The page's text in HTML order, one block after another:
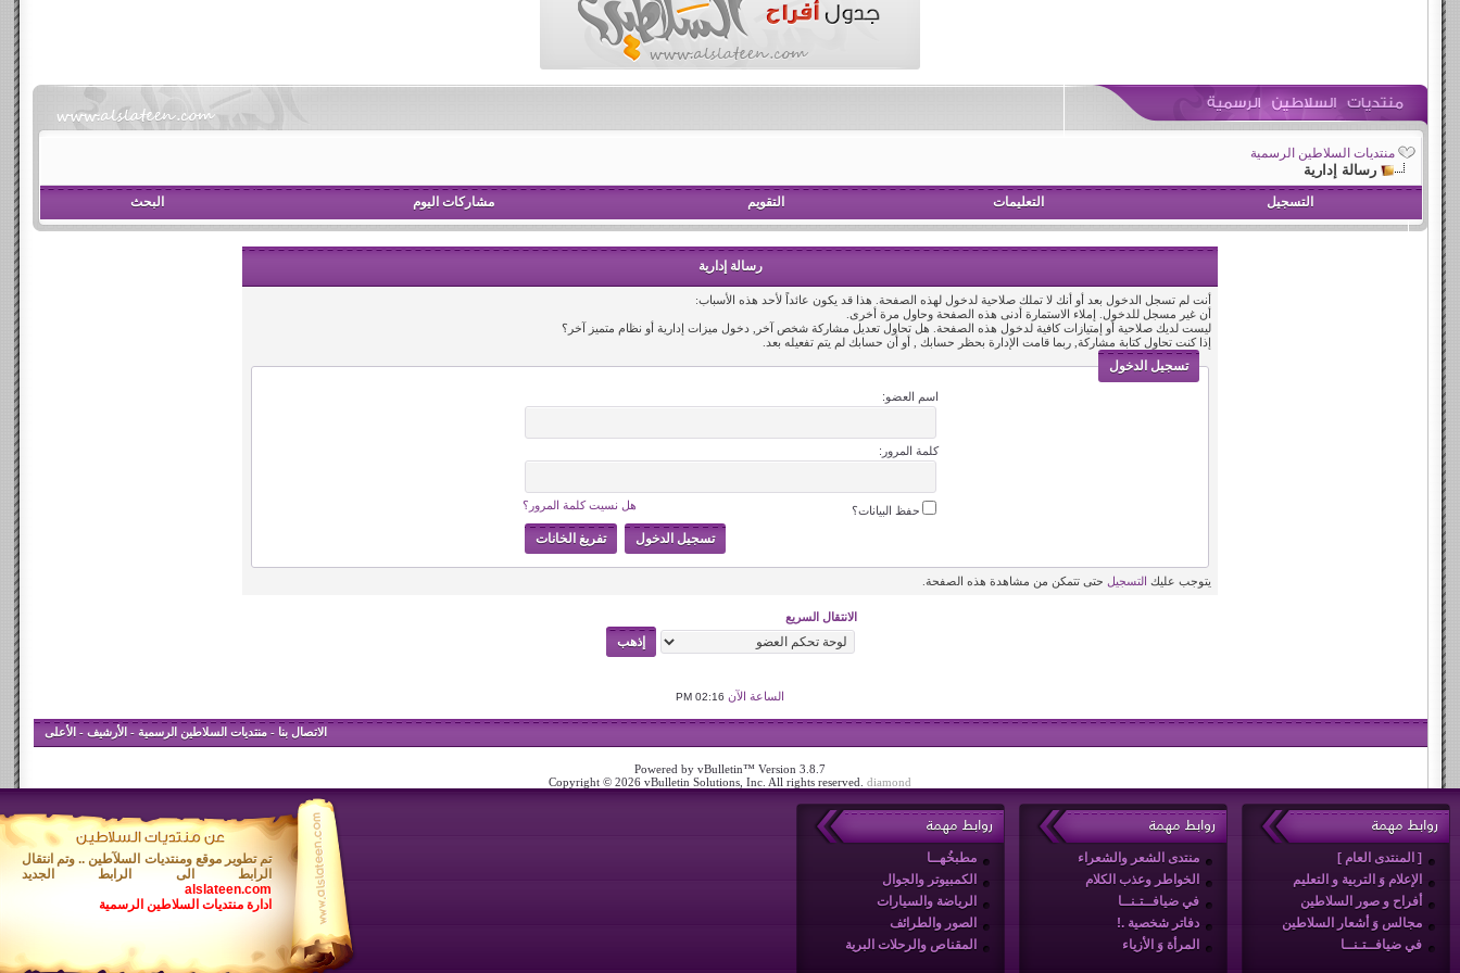
منتديات السلاطين الرسمية
رسالة إدارية
التسجيل التعليمات التقويم مشاركات اليوم البحث
رسالة إدارية
أنت لم تسجل الدخول بعد أو أنك لا تملك صلاحية لدخول لهذه الصفحة. هذا قد يكون عائداً لأحد هذه الأسباب:
أن غير مسجل للدخول. إملاء الاستمارة أدنى هذه الصفحة وحاول مرة أخرى.
ليست لديك صلاحية أو إمتيازات كافية لدخول هذه الصفحة. هل تحاول تعديل مشاركة شخص آخر, دخول ميزات إدارية أو نظام متميز آخر؟
إذا كنت تحاول كتابة مشاركة, ربما قامت الإدارة بحظر حسابك , أو أن حسابك لم يتم تفعيله بعد.
تسجيل الدخول
اسم العضو:
كلمة المرور:
هل نسيت كلمة المرور؟ حفظ البيانات؟
يتوجب عليك التسجيل حتى تتمكن من مشاهدة هذه الصفحة.
الانتقال السريع
الساعة الآن 02:16 PM
الاتصال بنا -منتديات السلاطين الرسمية - الأرشيف - الأعلى
Powered by vBulletin™ Version 3.8.7
Copyright © 2026 vBulletin Solutions, Inc. All rights reserved. diamond
روابط مهمة
[ المنتدى العام ]
الإعلام وَ التربية و التعليم
أفراح و صور السلاطين
مجالس وَ أشعار السلاطين
في ضيافــتـنــا
روابط مهمة
منتدى الشعر والشعراء
الخواطر وعذب الكلام
في ضيافــتـنــا
دفاتر شخصية .!
المرأة وَ الأزياء
روابط مهمة
مطبخُهــا
الكمبيوتر والجوال
الرياضة والسيارات
الصور والطرائف
المقناص والرحلات البرية
تم تطوير موقع ومنتديات السلآطين .. وتم انتقال
الرابط الى الرابط الجديد
alslateen.com
ادارة منتديات السلاطين الرسمية